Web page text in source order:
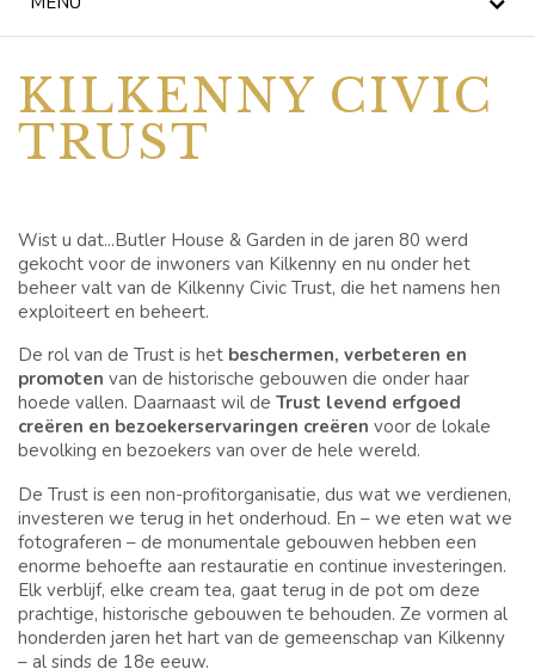
NIEUWS
BLOG
KILKENNY CIVIC
VIERINGEN
BRUILOFTEN
SPECIALE
AANBIEDINGEN
CADEAUBONNEN
BUTLER HOUSE &
GARDEN, EEN TROTS
LID VAN HET IERSE
BLUE BOOK
SLAAP
KILKENNY CIVIC
TRUST
Wist u dat...Butler House & Garden in de jaren 80 werd
gekocht voor de inwoners van Kilkenny en nu onder het
beheer valt van de Kilkenny Civic Trust, die het namens hen
exploiteert en beheert.
De rol van de Trust is het beschermen, verbeteren en
promoten van de historische gebouwen die onder haar
hoede vallen. Daarnaast wil de Trust levend erfgoed
creëren en bezoekerservaringen creëren voor de lokale
bevolking en bezoekers van over de hele wereld.
De Trust is een non-profitorganisatie, dus wat we verdienen,
investeren we terug in het onderhoud. En – we eten wat we
fotograferen – de monumentale gebouwen hebben een
enorme behoefte aan restauratie en continue investeringen.
Elk verblijf, elke cream tea, gaat terug in de pot om deze
prachtige, historische gebouwen te behouden. Ze vormen al
honderden jaren het hart van de gemeenschap van Kilkenny
– al sinds de 18e eeuw.